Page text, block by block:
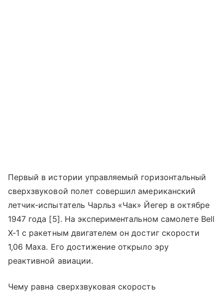
Первый в истории управляемый горизонтальный
сверхзвуковой полет совершил американский
летчик-испытатель Чарльз «Чак» Йегер в октябре
1947 года [5]. На экспериментальном самолете Bell
X-1 с ракетным двигателем он достиг скорости
1,06 Маха. Его достижение открыло эру
реактивной авиации.
Чему равна сверхзвуковая скорость